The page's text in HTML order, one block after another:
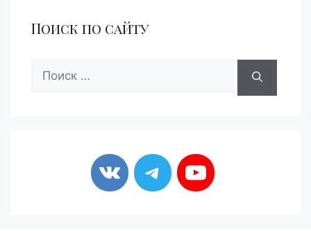
Поиск по сайту